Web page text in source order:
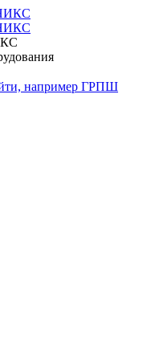
например ГРПШ